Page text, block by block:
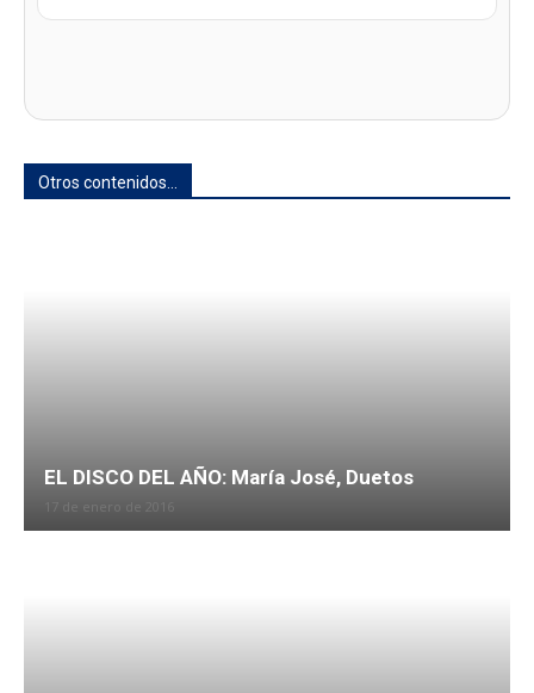
Otros contenidos...
EL DISCO DEL AÑO: María José, Duetos
17 de enero de 2016